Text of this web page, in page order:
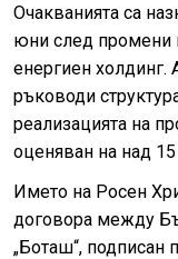
Очакванията са
юни след промени
енергиен
ръководи
реализацията на
оценяван на над
Името на Росен
договора между
„Боташ“, подписан